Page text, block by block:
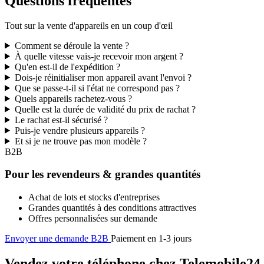
Tout sur la vente d'appareils en un coup d'œil
Comment se déroule la vente ?
À quelle vitesse vais-je recevoir mon argent ?
Qu'en est-il de l'expédition ?
Dois-je réinitialiser mon appareil avant l'envoi ?
Que se passe-t-il si l'état ne correspond pas ?
Quels appareils rachetez-vous ?
Quelle est la durée de validité du prix de rachat ?
Le rachat est-il sécurisé ?
Puis-je vendre plusieurs appareils ?
Et si je ne trouve pas mon modèle ?
B2B
Pour les revendeurs & grandes quantités
Achat de lots et stocks d'entreprises
Grandes quantités à des conditions attractives
Offres personnalisées sur demande
Envoyer une demande B2B Paiement en 1-3 jours